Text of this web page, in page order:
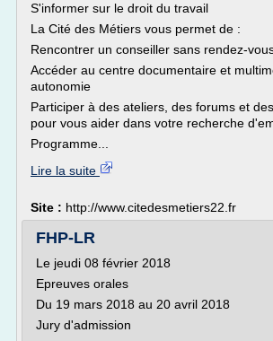
S'informer sur le droit du travail
La Cité des Métiers vous permet de :
Rencontrer un conseiller sans rendez-
Accéder au centre documentaire et
autonomie
Participer à des ateliers, des forums et
pour vous aider dans votre recherche
Programme...
Lire la suite
Site : http://www.citedesmetiers22.fr
FHP-LR
Le jeudi 08 février 2018
Epreuves orales
Du 19 mars 2018 au 20 avril 2018
Jury d'admission